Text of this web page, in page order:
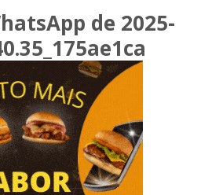
de 2025-